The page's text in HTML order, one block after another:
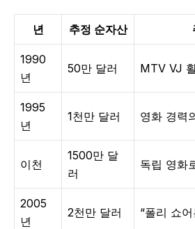
년 추정 순자산
1990
년
50만 달러 MTV VJ
1995
년
1천만 달러 영화 경력
이천
1500만 달
러
독립 영화
2005
년
2천만 달러 “폴리 쇼